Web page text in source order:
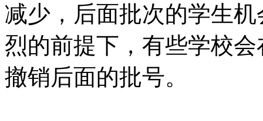
减少，后面批次的学生
烈的前提下，有些学校
撤销后面的批号。